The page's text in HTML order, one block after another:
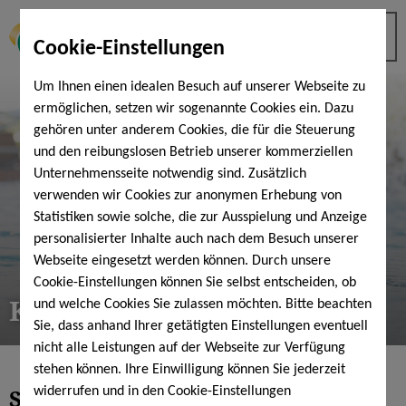
Cookie-Einstellungen
Um Ihnen einen idealen Besuch auf unserer Webseite zu
ermöglichen, setzen wir sogenannte Cookies ein. Dazu
gehören unter anderem Cookies, die für die Steuerung
und den reibungslosen Betrieb unserer kommerziellen
Unternehmensseite notwendig sind. Zusätzlich
verwenden wir Cookies zur anonymen Erhebung von
Statistiken sowie solche, die zur Ausspielung und Anzeige
personalisierter Inhalte auch nach dem Besuch unserer
Webseite eingesetzt werden können. Durch unsere
Cookie-Einstellungen können Sie selbst entscheiden, ob
und welche Cookies Sie zulassen möchten. Bitte beachten
Sie, dass anhand Ihrer getätigten Einstellungen eventuell
nicht alle Leistungen auf der Webseite zur Verfügung
stehen können. Ihre Einwilligung können Sie jederzeit
widerrufen und in den Cookie-Einstellungen
KissSalis-Relaxticket
Sparen & Relaxen